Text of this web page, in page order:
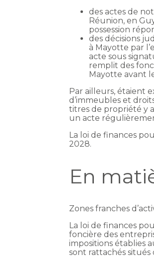
des actes de
Réunion, en
possession
des décisions
à Mayotte par
acte sous
remplit des
Mayotte avant
Par ailleurs, étaient
d’immeubles et
titres de propriété y
un acte
La loi de finances
2028.
En
Zones franches
La loi de finances
foncière des
impositions établies
sont rattachés